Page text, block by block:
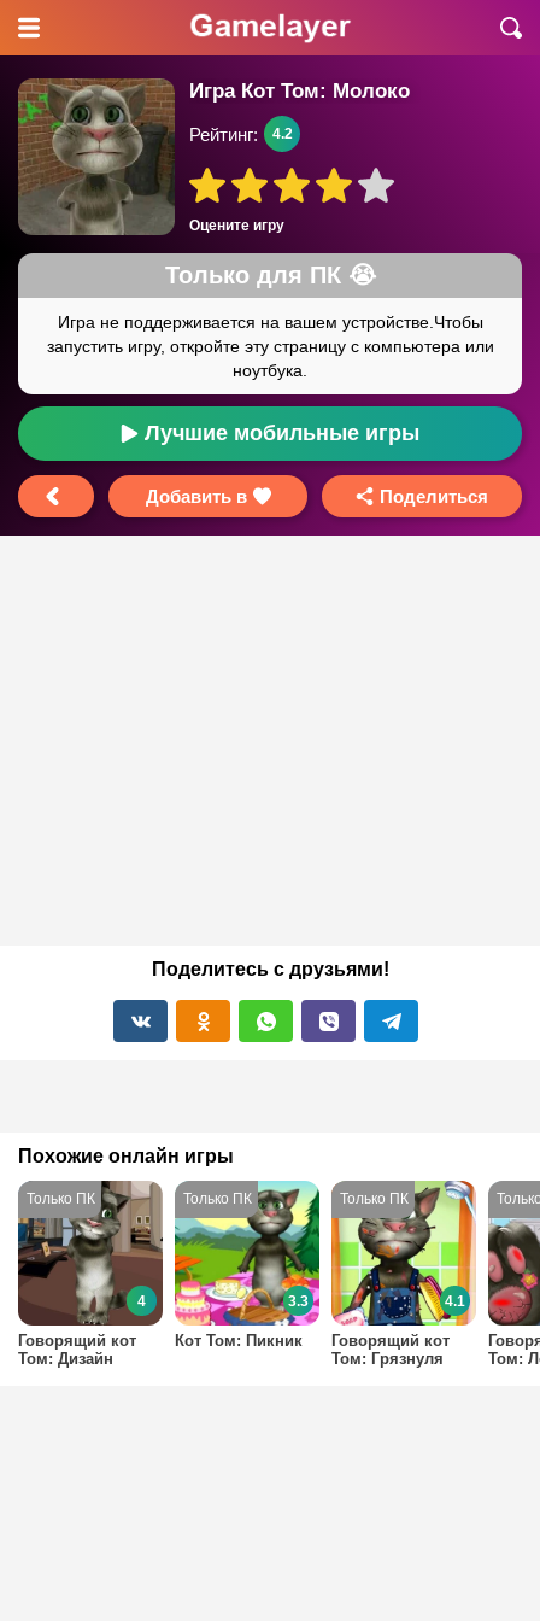
Игра Кот Том: Молоко
Оцените игру
Рейтинг: 4.2
Лучшие мобильные игры
Добавить в Поделиться
Поделитесь с друзьями!
Похожие онлайн игры
Говорящий кот
Том: Дизайн
4
Кот Том: Пикник
3.3
Говорящий кот
Том: Грязнуля
4.1
Том: